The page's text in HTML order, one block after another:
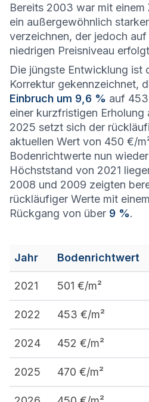
Bereits 2003 war mit einem
ein außergewöhnlich
verzeichnen, der jedoch
niedrigen Preisniveau
Die jüngste Entwicklung ist
Korrektur gekennzeichnet,
Einbruch um 9,6 % auf
einer kurzfristigen
2025 setzt sich der
aktuellen Wert von 450 €/
Bodenrichtwerte nun wieder
Höchststand von 2021
2008 und 2009 zeigten
rückläufiger Werte mit
Rückgang von über 9 %.
Jahr Bodenrichtwert
2021 501 €/m²
2022 453 €/m²
2024 452 €/m²
2025 470 €/m²